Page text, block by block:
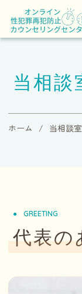
当相談
ホーム 当相談
GREETING
代表の